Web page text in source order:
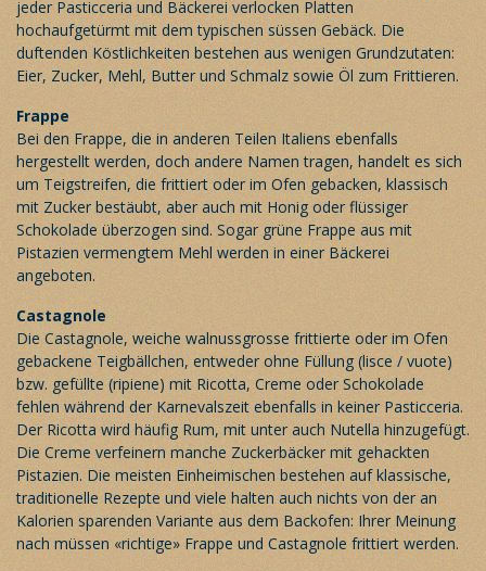
jeder Pasticceria und Bäckerei verlocken Platten
hochaufgetürmt mit dem typischen süssen Gebäck. Die
duftenden Köstlichkeiten bestehen aus wenigen Grundzutaten:
Eier, Zucker, Mehl, Butter und Schmalz sowie Öl zum Frittieren.
Frappe
Bei den Frappe, die in anderen Teilen Italiens ebenfalls
hergestellt werden, doch andere Namen tragen, handelt es sich
um Teigstreifen, die frittiert oder im Ofen gebacken, klassisch
mit Zucker bestäubt, aber auch mit Honig oder flüssiger
Schokolade überzogen sind. Sogar grüne Frappe aus mit
Pistazien vermengtem Mehl werden in einer Bäckerei
angeboten.
Castagnole
Die Castagnole, weiche walnussgrosse frittierte oder im Ofen
gebackene Teigbällchen, entweder ohne Füllung (lisce / vuote)
bzw. gefüllte (ripiene) mit Ricotta, Creme oder Schokolade
fehlen während der Karnevalszeit ebenfalls in keiner Pasticceria.
Der Ricotta wird häufig Rum, mit unter auch Nutella hinzugefügt.
Die Creme verfeinern manche Zuckerbäcker mit gehackten
Pistazien. Die meisten Einheimischen bestehen auf klassische,
traditionelle Rezepte und viele halten auch nichts von der an
Kalorien sparenden Variante aus dem Backofen: Ihrer Meinung
nach müssen «richtige» Frappe und Castagnole frittiert werden.